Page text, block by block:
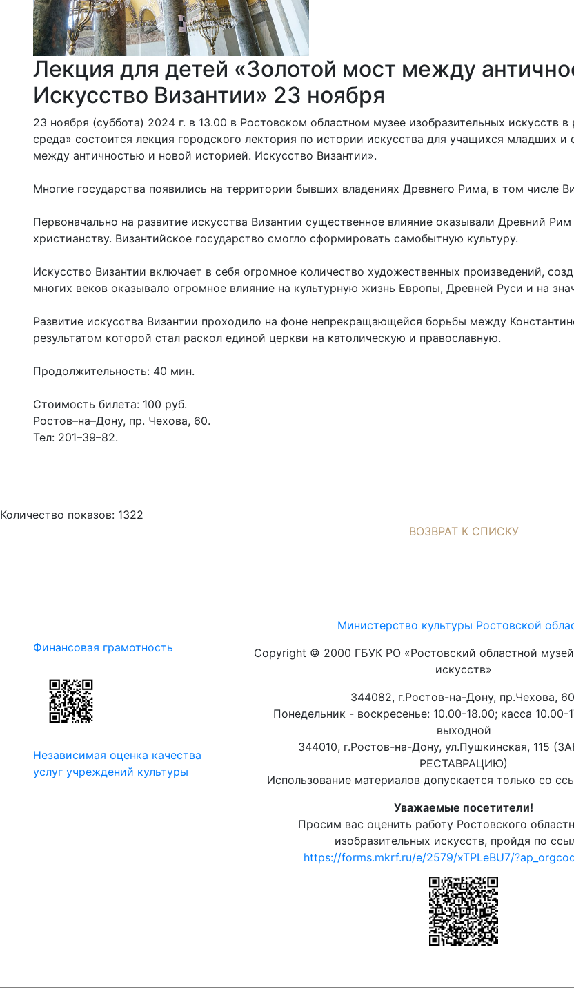
Лекция для детей «Золотой мост между
Искусство Византии» 23 ноября
23 ноября (суббота) 2024 г. в 13.00 в Ростовском областном музее изобразительных искусств
среда» состоится лекция городского лектория по истории искусства для учащихся младших
между античностью и новой историей. Искусство Византии».
Многие государства появились на территории бывших владениях Древнего Рима, в том числе
Первоначально на развитие искусства Византии существенное влияние оказывали Древний
христианству. Византийское государство смогло сформировать самобытную культуру.
Искусство Византии включает в себя огромное количество художественных произведений,
многих веков оказывало огромное влияние на культурную жизнь Европы, Древней Руси и на
Развитие искусства Византии проходило на фоне непрекращающейся борьбы между
результатом которой стал раскол единой церкви на католическую и православную.
Продолжительность: 40 мин.
Стоимость билета: 100 руб.
Ростов–на–Дону, пр. Чехова, 60.
Тел: 201–39–82.
Количество показов: 1322
ВОЗВРАТ К СПИСКУ
Финансовая грамотность
Независимая оценка качества
услуг учреждений культуры
Министерство культуры Ростовской
Copyright © 2000 ГБУК РО «Ростовский областной музей
искусств»
344082, г.Ростов-на-Дону, пр.Чехова,
Понедельник - воскресенье: 10.00-18.00; касса 10.00-
выходной
344010, г.Ростов-на-Дону, ул.Пушкинская, 115
РЕСТАВРАЦИЮ)
Использование материалов допускается только со
Уважаемые посетители!
Просим вас оценить работу Ростовского
изобразительных искусств, пройдя по
https://forms.mkrf.ru/e/2579/xTPLeBU7/